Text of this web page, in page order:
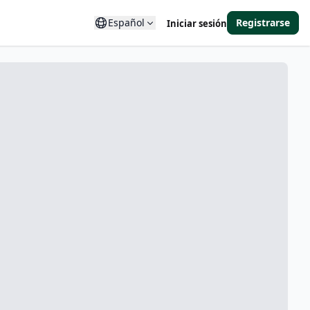
Español Iniciar sesión Registrarse